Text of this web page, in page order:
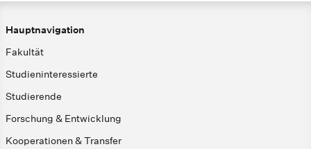
Hauptnavigation
Fakultät
Studieninteressierte
Studierende
Forschung & Entwicklung
Kooperationen & Transfer